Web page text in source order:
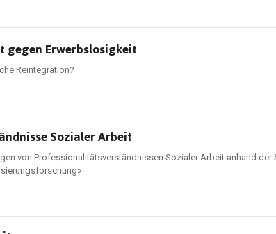
Erwerbslosigkeit
Reintegration?
Sozialer Arbeit
von Professionalitätsverständnissen Sozialer Arbeit anhand